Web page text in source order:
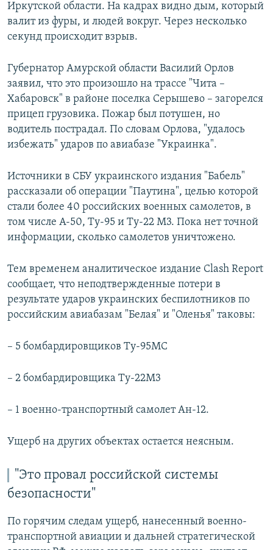
Иркутской области. На кадрах видно дым, который
валит из фуры, и людей вокруг. Через несколько
секунд происходит взрыв.
Губернатор Амурской области Василий Орлов
заявил, что это произошло на трассе "Чита –
Хабаровск" в районе поселка Серышево – загорелся
прицеп грузовика. Пожар был потушен, но
водитель пострадал. По словам Орлова, "удалось
избежать" ударов по авиабазе "Украинка".
Источники в СБУ украинского издания "Бабель"
рассказали об операции "Паутина", целью которой
стали более 40 российских военных самолетов, в
том числе А-50, Ту-95 и Ту-22 М3. Пока нет точной
информации, сколько самолетов уничтожено.
Тем временем аналитическое издание Clash Report
сообщает, что неподтвержденные потери в
результате ударов украинских беспилотников по
российским авиабазам "Белая" и "Оленья" таковы:
– 5 бомбардировщиков Ту-95МС
– 2 бомбардировщика Ту-22М3
– 1 военно-транспортный самолет Ан-12.
Ущерб на других объектах остается неясным.
"Это провал российской системы
безопасности"
По горячим следам ущерб, нанесенный военно-
транспортной авиации и дальней стратегической